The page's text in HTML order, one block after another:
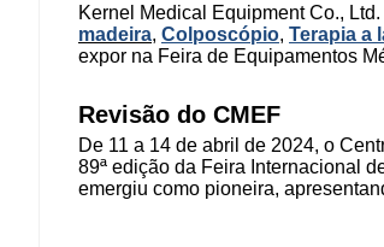
Kernel Medical Equipment Co.,
madeira, Colposcópio, Terapia a
expor na Feira de Equipamentos
Revisão do CMEF
De 11 a 14 de abril de 2024, o
89ª edição da Feira Internacional
emergiu como pioneira,